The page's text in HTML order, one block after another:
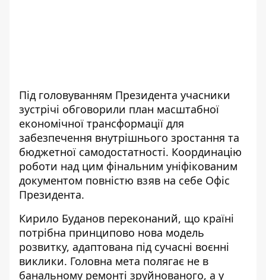
Під головуванням Президента учасники
зустрічі обговорили план масштабної
економічної трансформації для
забезпечення внутрішнього зростання та
бюджетної самодостатності. Координацію
роботи над цим фінальним уніфікованим
документом повністю взяв на себе Офіс
Президента.
Кирило Буданов переконаний, що країні
потрібна принципово нова модель
розвитку, адаптована під сучасні воєнні
виклики. Головна мета полягає не в
банальному ремонті зруйнованого, а у